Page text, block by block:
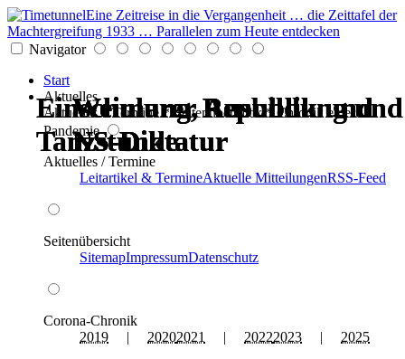
Eine Zeitreise in die Vergangenheit … die Zeittafel der
Machtergreifung 1933 … Parallelen zum Heute entdecken
Navigator
Start
Aktuelles
Aktuelles * Termine * Seitenüberblick * Chronik einer
Pandemie
Aktuelles / Termine
Leitartikel & TermineAktuelle MitteilungenRSS-Feed
Seitenübersicht
SitemapImpressumDatenschutz
Corona-Chronik
2019 | 20202021 | 20222023 | 2025
Weimarer Republik und
NS-Diktatur
Einschulung, Ausbildung und
Tanzstunde
Weimarer Republik und
NS-Diktatur
Weimarer Republik und
NS-Diktatur
Einschulung, Ausbildung und
Tanzstunde
Weimarer Republik und
NS-Diktatur